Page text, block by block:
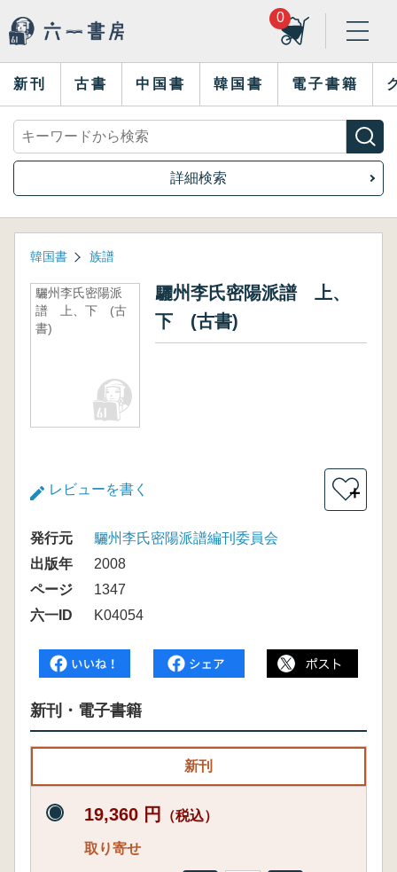
0
新刊 古書 中国書 韓国書 電子書籍
詳細検索
韓国書 族譜
驪州李氏密陽派
譜 上、下 (古
書)
驪州李氏密陽派譜 上、
下 (古書)
レビューを書く ＋
発行元
驪州李氏密陽派譜編刊委員会
出版年
2008
ページ
1347
六一ID
K04054
新刊・電子書籍
新刊
19,360 円 （税込）
取り寄せ